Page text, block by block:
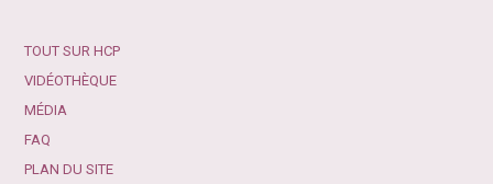
TOUT SUR HCP
VIDÉOTHÈQUE
MÉDIA
FAQ
PLAN DU SITE